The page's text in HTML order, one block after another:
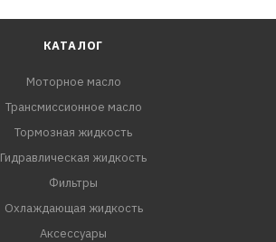
КАТАЛОГ
Моторное масло
Трансмиссионное масло
Тормозная жидкость
Гидравлическая жидкость
Фильтры
Охлаждающая жидкость
Аксессуары